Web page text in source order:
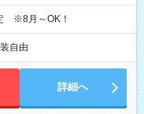
※8月～OK！
自由
詳細へ